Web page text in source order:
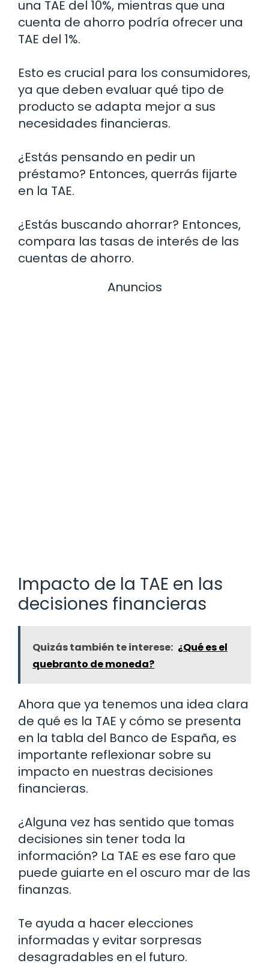
una TAE del 10%, mientras que una
cuenta de ahorro podría ofrecer una
TAE del 1%.
Esto es crucial para los consumidores,
ya que deben evaluar qué tipo de
producto se adapta mejor a sus
necesidades financieras.
¿Estás pensando en pedir un
préstamo? Entonces, querrás fijarte
en la TAE.
¿Estás buscando ahorrar? Entonces,
compara las tasas de interés de las
cuentas de ahorro.
Anuncios
Impacto de la TAE en las
decisiones financieras
Quizás también te interese: ¿Qué es el
quebranto de moneda?
Ahora que ya tenemos una idea clara
de qué es la TAE y cómo se presenta
en la tabla del Banco de España, es
importante reflexionar sobre su
impacto en nuestras decisiones
financieras.
¿Alguna vez has sentido que tomas
decisiones sin tener toda la
información? La TAE es ese faro que
puede guiarte en el oscuro mar de las
finanzas.
Te ayuda a hacer elecciones
informadas y evitar sorpresas
desagradables en el futuro.